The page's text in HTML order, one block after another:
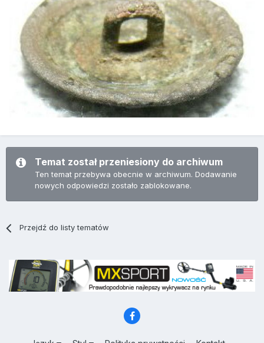
Temat został przeniesiony do archiwum
Ten temat przebywa obecnie w archiwum. Dodawanie
nowych odpowiedzi zostało zablokowane.
Przejdź do listy tematów